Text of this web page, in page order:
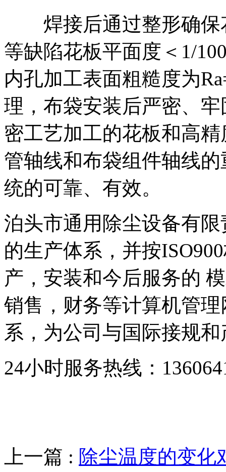
焊接后通过整形确保
等缺陷花板平面度＜1/
内孔加工表面粗糙度为
理，布袋安装后严密、
密工艺加工的花板和高
管轴线和布袋组件轴线
统的可靠、有效。
泊头市通用除尘设备有
的生产体系，并按
产，安装和今后服务的
销售，财务等计算机管
系，为公司与国际接规
24小时服务热线：
上一篇 : 除尘温度的变化